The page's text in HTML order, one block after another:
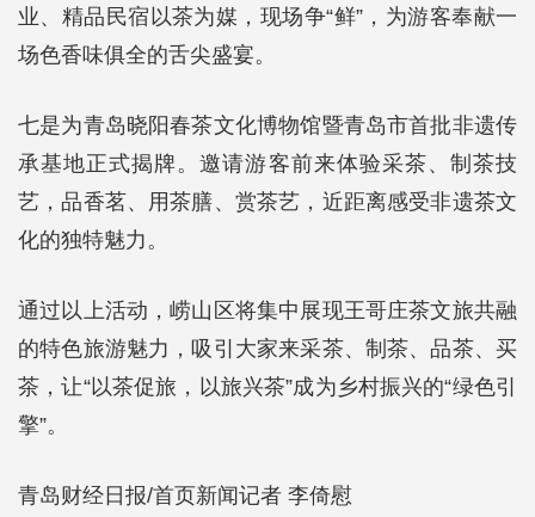
业、精品民宿以茶为媒，现场争“鲜”，为游客奉献一
场色香味俱全的舌尖盛宴。
七是为青岛晓阳春茶文化博物馆暨青岛市首批非遗传
承基地正式揭牌。邀请游客前来体验采茶、制茶技
艺，品香茗、用茶膳、赏茶艺，近距离感受非遗茶文
化的独特魅力。
通过以上活动，崂山区将集中展现王哥庄茶文旅共融
的特色旅游魅力，吸引大家来采茶、制茶、品茶、买
茶，让“以茶促旅，以旅兴茶”成为乡村振兴的“绿色引
擎”。
青岛财经日报/首页新闻记者 李倚慰